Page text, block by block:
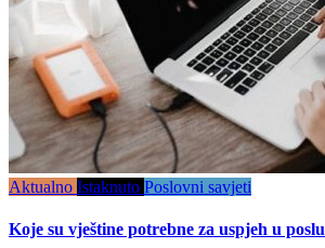
Aktualno Istaknuto Poslovni savjeti
Koje su vještine potrebne za uspjeh u poslu